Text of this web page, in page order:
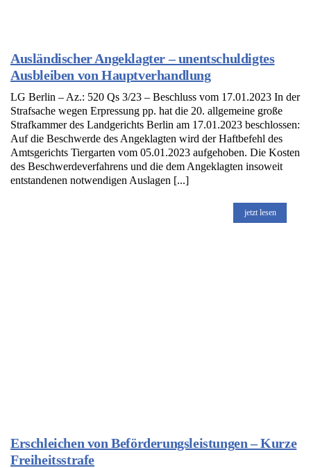
Ausländischer Angeklagter – unentschuldigtes
Ausbleiben von Hauptverhandlung
LG Berlin – Az.: 520 Qs 3/23 – Beschluss vom 17.01.2023 In der
Strafsache wegen Erpressung pp. hat die 20. allgemeine große
Strafkammer des Landgerichts Berlin am 17.01.2023 beschlossen:
Auf die Beschwerde des Angeklagten wird der Haftbefehl des
Amtsgerichts Tiergarten vom 05.01.2023 aufgehoben. Die Kosten
des Beschwerdeverfahrens und die dem Angeklagten insoweit
entstandenen notwendigen Auslagen [...]
jetzt lesen
Erschleichen von Beförderungsleistungen – Kurze
Freiheitsstrafe